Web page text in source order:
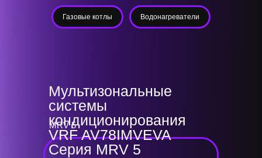
Газовые котлы Водонагреватели
MRV 5
Мультизональные
системы
кондиционирования
VRF AV78IMVEVA
Серия MRV 5